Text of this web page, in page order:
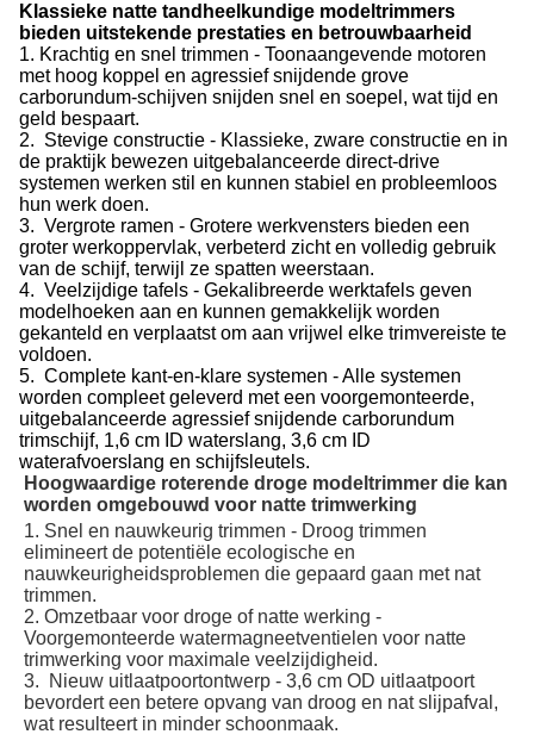
Klassieke natte tandheelkundige modeltrimmers
bieden uitstekende prestaties en betrouwbaarheid
1. Krachtig en snel trimmen - Toonaangevende motoren
met hoog koppel en agressief snijdende grove
carborundum-schijven snijden snel en soepel, wat tijd en
geld bespaart.
2. Stevige constructie - Klassieke, zware constructie en in
de praktijk bewezen uitgebalanceerde direct-drive
systemen werken stil en kunnen stabiel en probleemloos
hun werk doen.
3. Vergrote ramen - Grotere werkvensters bieden een
groter werkoppervlak, verbeterd zicht en volledig gebruik
van de schijf, terwijl ze spatten weerstaan.
4. Veelzijdige tafels - Gekalibreerde werktafels geven
modelhoeken aan en kunnen gemakkelijk worden
gekanteld en verplaatst om aan vrijwel elke trimvereiste te
voldoen.
5. Complete kant-en-klare systemen - Alle systemen
worden compleet geleverd met een voorgemonteerde,
uitgebalanceerde agressief snijdende carborundum
trimschijf, 1,6 cm ID waterslang, 3,6 cm ID
waterafvoerslang en schijfsleutels.
Hoogwaardige roterende droge modeltrimmer die kan
worden omgebouwd voor natte trimwerking
1. Snel en nauwkeurig trimmen - Droog trimmen
elimineert de potentiële ecologische en
nauwkeurigheidsproblemen die gepaard gaan met nat
trimmen.
2. Omzetbaar voor droge of natte werking -
Voorgemonteerde watermagneetventielen voor natte
trimwerking voor maximale veelzijdigheid.
3. Nieuw uitlaatpoortontwerp - 3,6 cm OD uitlaatpoort
bevordert een betere opvang van droog en nat slijpafval,
wat resulteert in minder schoonmaak.